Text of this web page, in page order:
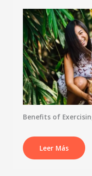
Benefits of
Leer Más